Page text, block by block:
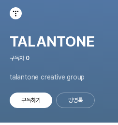
TALANTONE
구독자 0
talantone creative group
구독하기 방명록